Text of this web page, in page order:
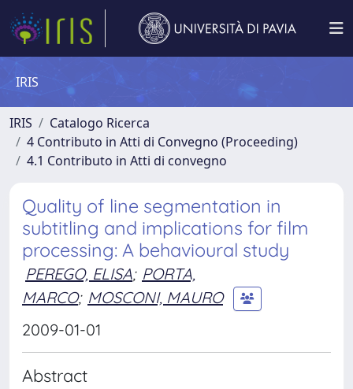
IRIS
IRIS
Catalogo Ricerca
4 Contributo in Atti di Convegno (Proceeding)
4.1 Contributo in Atti di convegno
Quality of line segmentation in
subtitling and implications for film
processing: A behavioural study
PEREGO, ELISA; PORTA,
MARCO; MOSCONI, MAURO
2009-01-01
Abstract